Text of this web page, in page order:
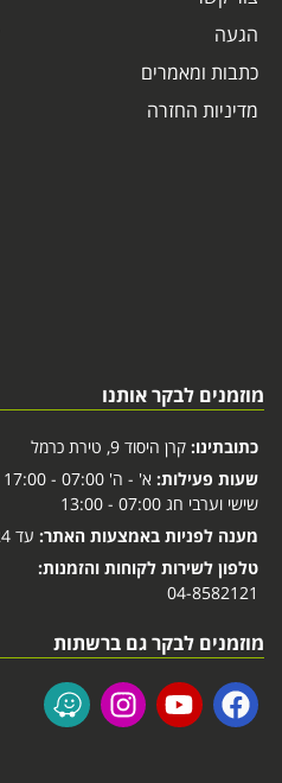
הגעה
כתבות ומאמרים
מדיניות החזרה
מוזמנים לבקר אותנו
כתובתינו: קרן היסוד 9, טירת כרמל
שעות פעילות: א' - ה' 07:00 - 17:00
שישי וערבי חג 07:00 - 13:00
מענה לפניות באמצעות האתר: עד 24 שעות
טלפון לשירות לקוחות והזמנות:
04-8582121
מוזמנים לבקר גם ברשתות